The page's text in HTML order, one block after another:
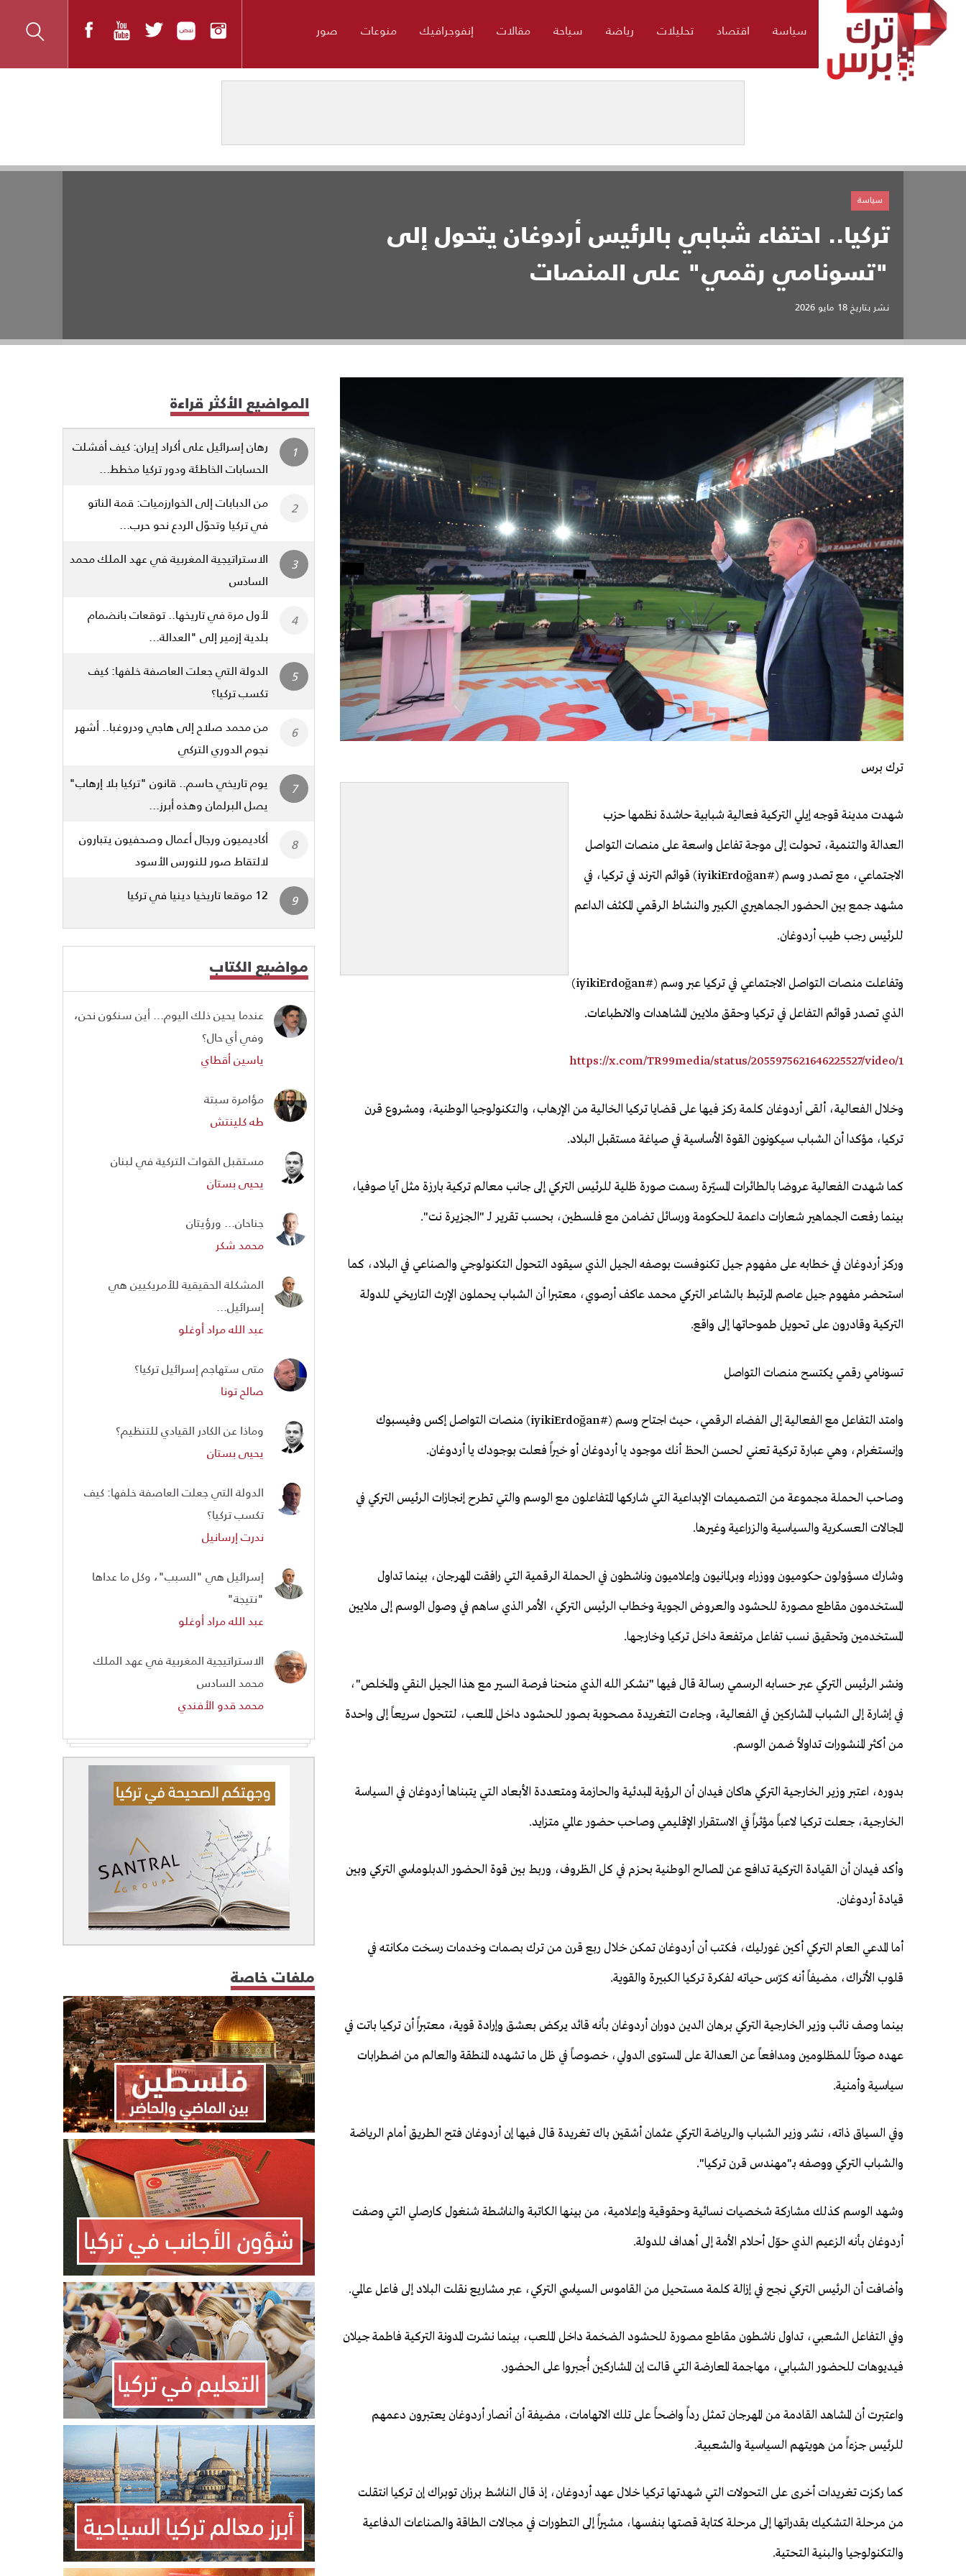
سياسة اقتصاد تحليلات رياضة سياحة مقالات إنفوجرافيك منوعات صور
تركيا.. احتفاء شبابي بالرئيس أردوغان يتحول إلى
"تسونامي رقمي" على المنصات
نشر بتاريخ18 مايو 2026
سياسة
ترك برس
شهدت مدينة قوجه إيلي التركية فعالية شبابية حاشدة نظمها حزب
العدالة والتنمية، تحولت إلى موجة تفاعل واسعة على منصات التواصل
الاجتماعي، مع تصدر وسم (#iyikiErdoğan) قوائم الترند في تركيا، في
مشهد جمع بين الحضور الجماهيري الكبير والنشاط الرقمي المكثف الداعم
للرئيس رجب طيب أردوغان.
وتفاعلت منصات التواصل الاجتماعي في تركيا عبر وسم (#iyikiErdoğan)
الذي تصدر قوائم التفاعل في تركيا وحقق ملايين المشاهدات والانطباعات.
https://x.com/TR99media/status/2055975621646225527/video/1
وخلال الفعالية، ألقى أردوغان كلمة ركز فيها على قضايا تركيا الخالية من الإرهاب، والتكنولوجيا الوطنية، ومشروع قرن
تركيا، مؤكدا أن الشباب سيكونون القوة الأساسية في صياغة مستقبل البلاد.
كما شهدت الفعالية عروضا بالطائرات المسيّرة رسمت صورة ظلية للرئيس التركي إلى جانب معالم تركية بارزة مثل آيا صوفيا،
بينما رفعت الجماهير شعارات داعمة للحكومة ورسائل تضامن مع فلسطين، بحسب تقرير لـ "الجزيرة نت".
وركز أردوغان في خطابه على مفهوم جيل تكنوفست بوصفه الجيل الذي سيقود التحول التكنولوجي والصناعي في البلاد، كما
استحضر مفهوم جيل عاصم المرتبط بالشاعر التركي محمد عاكف أرصوي، معتبرا أن الشباب يحملون الإرث التاريخي للدولة
التركية وقادرون على تحويل طموحاتها إلى واقع.
تسونامي رقمي يكتسح منصات التواصل
وامتد التفاعل مع الفعالية إلى الفضاء الرقمي، حيث اجتاح وسم (#iyikiErdoğan) منصات التواصل إكس وفيسبوك
وإنستغرام، وهي عبارة تركية تعني لحسن الحظ أنك موجود يا أردوغان أو خيراً فعلت بوجودك يا أردوغان.
وصاحب الحملة مجموعة من التصميمات الإبداعية التي شاركها المتفاعلون مع الوسم والتي تطرح إنجازات الرئيس التركي في
المجالات العسكرية والسياسية والزراعية وغيرها.
وشارك مسؤولون حكوميون ووزراء وبرلمانيون وإعلاميون وناشطون في الحملة الرقمية التي رافقت المهرجان، بينما تداول
المستخدمون مقاطع مصورة للحشود والعروض الجوية وخطاب الرئيس التركي، الأمر الذي ساهم في وصول الوسم إلى ملايين
المستخدمين وتحقيق نسب تفاعل مرتفعة داخل تركيا وخارجها.
ونشر الرئيس التركي عبر حسابه الرسمي رسالة قال فيها "نشكر الله الذي منحنا فرصة السير مع هذا الجيل النقي والمخلص"،
في إشارة إلى الشباب المشاركين في الفعالية، وجاءت التغريدة مصحوبة بصور للحشود داخل الملعب، لتتحول سريعاً إلى واحدة
من أكثر المنشورات تداولاً ضمن الوسم.
بدوره، اعتبر وزير الخارجية التركي هاكان فيدان أن الرؤية المبدئية والحازمة ومتعددة الأبعاد التي يتبناها أردوغان في السياسة
الخارجية، جعلت تركيا لاعباً مؤثراً في الاستقرار الإقليمي وصاحب حضور عالمي متزايد.
وأكد فيدان أن القيادة التركية تدافع عن المصالح الوطنية بحزم في كل الظروف، وربط بين قوة الحضور الدبلوماسي التركي وبين
قيادة أردوغان.
أما المدعي العام التركي أكين غورليك، فكتب أن أردوغان تمكن خلال ربع قرن من ترك بصمات وخدمات رسخت مكانته في
قلوب الأتراك، مضيفاً أنه كرّس حياته لفكرة تركيا الكبيرة والقوية.
بينما وصف نائب وزير الخارجية التركي برهان الدين دوران أردوغان بأنه قائد يركض بعشق وإرادة قوية، معتبراً أن تركيا باتت في
عهده صوتاً للمظلومين ومدافعاً عن العدالة على المستوى الدولي، خصوصاً في ظل ما تشهده المنطقة والعالم من اضطرابات
سياسية وأمنية.
وفي السياق ذاته، نشر وزير الشباب والرياضة التركي عثمان أشقين باك تغريدة قال فيها إن أردوغان فتح الطريق أمام الرياضة
والشباب التركي ووصفه بـ"مهندس قرن تركيا".
وشهد الوسم كذلك مشاركة شخصيات نسائية وحقوقية وإعلامية، من بينها الكاتبة والناشطة شنغول كارصلي التي وصفت
أردوغان بأنه الزعيم الذي حوّل أحلام الأمة إلى أهداف للدولة.
وأضافت أن الرئيس التركي نجح في إزالة كلمة مستحيل من القاموس السياسي التركي، عبر مشاريع نقلت البلاد إلى فاعل عالمي.
وفي التفاعل الشعبي، تداول ناشطون مقاطع مصورة للحشود الضخمة داخل الملعب، بينما نشرت المدونة التركية فاطمة جيلان
فيديوهات للحضور الشبابي، مهاجمة المعارضة التي قالت إن المشاركين أُجبروا على الحضور.
واعتبرت أن المشاهد القادمة من المهرجان تمثل رداً واضحاً على تلك الاتهامات، مضيفة أن أنصار أردوغان يعتبرون دعمهم
للرئيس جزءاً من هويتهم السياسية والشعبية.
كما ركزت تغريدات أخرى على التحولات التي شهدتها تركيا خلال عهد أردوغان، إذ قال الناشط برزان توبراك إن تركيا انتقلت
من مرحلة التشكيك بقدراتها إلى مرحلة كتابة قصتها بنفسها، مشيراً إلى التطورات في مجالات الطاقة والصناعات الدفاعية
والتكنولوجيا والبنية التحتية.
المواضيع الأكثر قراءة
رهان إسرائيل على أكراد إيران: كيف أفشلت
الحسابات الخاطئة ودور تركيا مخطط...
من الدبابات إلى الخوارزميات: قمة الناتو
في تركيا وتحوّل الردع نحو حرب...
الاستراتيجية المغربية في عهد الملك محمد
السادس
لأول مرة في تاريخها.. توقعات بانضمام
بلدية إزمير إلى "العدالة...
الدولة التي جعلت العاصفة خلفها: كيف
تكسب تركيا؟
من محمد صلاح إلى هاجي ودروغبا.. أشهر
نجوم الدوري التركي
يوم تاريخي حاسم.. قانون "تركيا بلا إرهاب"
يصل البرلمان وهذه أبرز...
أكاديميون ورجال أعمال وصحفيون يتبارون
لالتقاط صور للنورس الأسود
12 موقعا تاريخيا دينيا في تركيا
مواضيع الكتاب
عندما يحين ذلك اليوم... أين سنكون نحن،
وفي أي حال؟
ياسين أقطاي
مؤامرة سبتة
طه كلينتش
مستقبل القوات التركية في لبنان
يحيى بستان
جناحان... ورؤيتان
محمد شكر
المشكلة الحقيقية للأمريكيين هي
إسرائيل...
عبد الله مراد أوغلو
متى ستهاجم إسرائيل تركيا؟
صالح تونا
وماذا عن الكادر القيادي للتنظيم؟
يحيى بستان
الدولة التي جعلت العاصفة خلفها: كيف
تكسب تركيا؟
ندرت إرسانيل
إسرائيل هي "السبب"، وكل ما عداها
"نتيجة"
عبد الله مراد أوغلو
الاستراتيجية المغربية في عهد الملك
محمد السادس
محمد قدو الأفندي
ملفات خاصة